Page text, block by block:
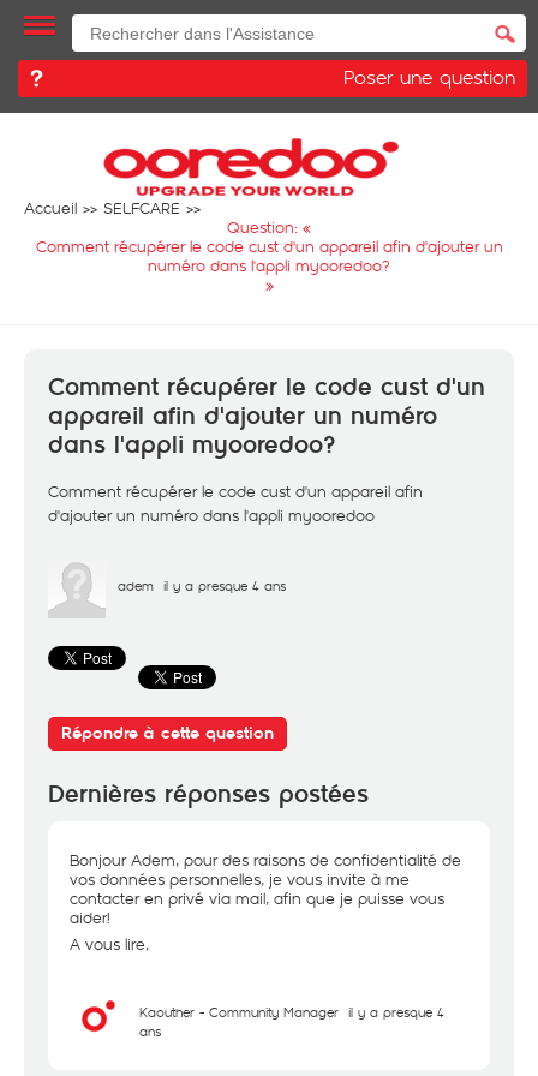
Poser une question
Accueil
SELFCARE
Question: «
Comment récupérer le code cust d'un appareil afin d'ajouter un
numéro dans l'appli myooredoo?
»
Comment récupérer le code cust d'un
appareil afin d'ajouter un numéro
dans l'appli myooredoo?
Comment récupérer le code cust d'un appareil afin
d'ajouter un numéro dans l'appli myooredoo
adem il y a presque 4 ans
Répondre à cette question
Dernières réponses postées
Bonjour Adem, pour des raisons de confidentialité de
vos données personnelles, je vous invite à me
contacter en privé via mail, afin que je puisse vous
aider!
A vous lire,
Kaouther - Community Manager il y a presque 4
ans